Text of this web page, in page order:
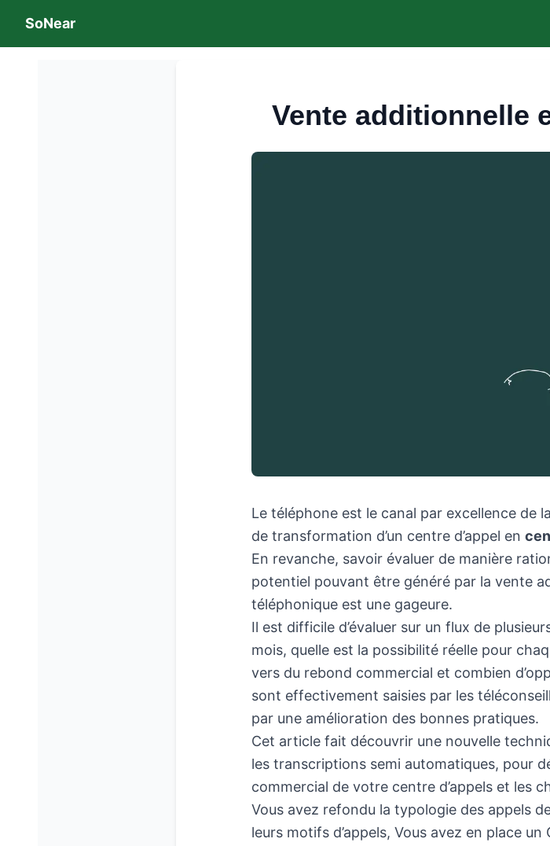
SoNear
Vente additionnelle
Le téléphone est le canal par excellence de
de transformation d’un centre d’appel en
En revanche, savoir évaluer de manière
potentiel pouvant être généré par la vente
téléphonique est une gageure.
Il est difficile d’évaluer sur un flux de
mois, quelle est la possibilité réelle pour
vers du rebond commercial et combien
sont effectivement saisies par les
par une amélioration des bonnes pratiques.
Cet article fait découvrir une nouvelle
les transcriptions semi automatiques, pour
commercial de votre centre d’appels et les
Vous avez refondu la typologie des appels
leurs motifs d’appels, Vous avez en place